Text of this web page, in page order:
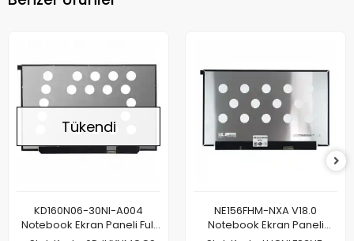
Tükendi
KD160N06-30NI-A004
Notebook Ekran Paneli Full
NE156FHM-NXA V18.0
Notebook Ekran Paneli